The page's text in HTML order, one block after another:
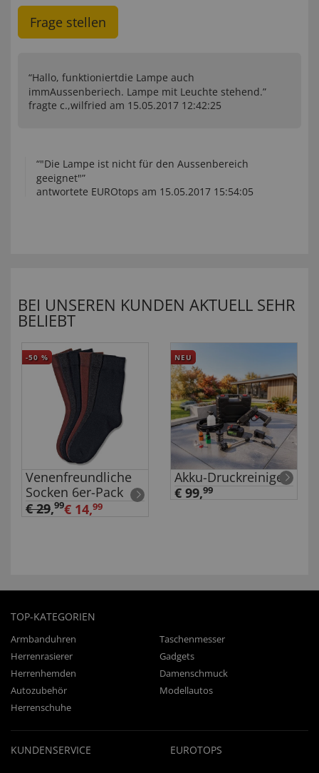
Frage stellen
“Hallo, funktioniertdie Lampe auch
immAussenberiech. Lampe mit Leuchte stehend.”
fragte c.,wilfried am 15.05.2017 12:42:25
“"Die Lampe ist nicht für den Aussenbereich
geeignet"”
antwortete EUROtops am 15.05.2017 15:54:05
BEI UNSEREN KUNDEN AKTUELL SEHR
BELIEBT
-50 %
Venenfreundliche
Socken 6er-Pack
€ 29,99€ 14,99
NEU
Akku-Druckreiniger
€ 99,99
TOP-KATEGORIEN
Armbanduhren
Taschenmesser
Herrenrasierer
Gadgets
Herrenhemden
Damenschmuck
Autozubehör
Modellautos
Herrenschuhe
KUNDENSERVICE EUROTOPS